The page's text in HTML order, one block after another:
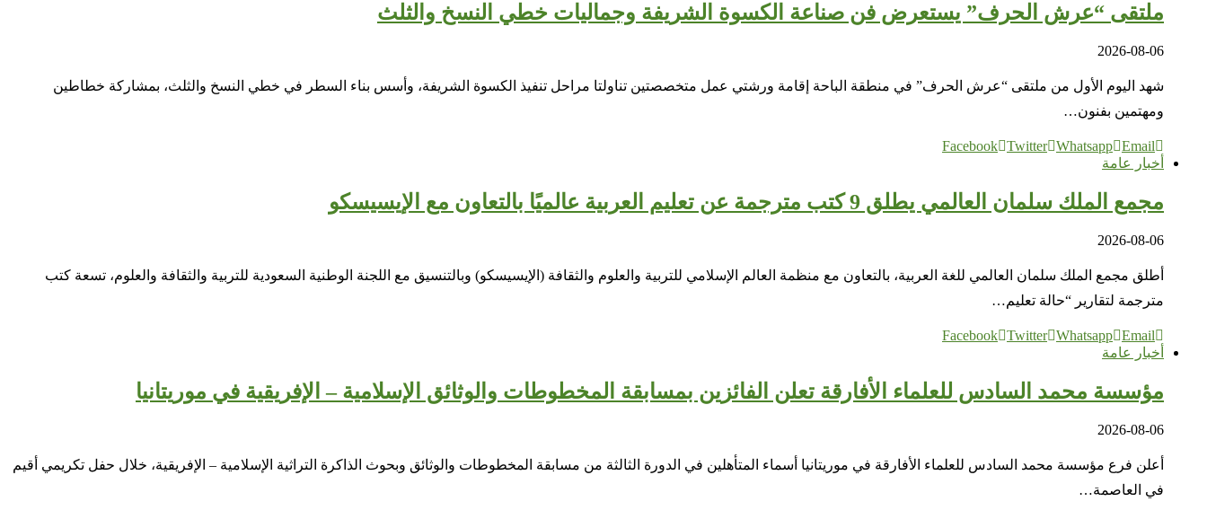
ملتقى “عرش الحرف” يستعرض فن صناعة الكسوة الشريفة وجماليات خطي النسخ والثلث
2026-08-06
شهد اليوم الأول من ملتقى “عرش الحرف” في منطقة الباحة إقامة ورشتي عمل متخصصتين تناولتا مراحل تنفيذ الكسوة الشريفة، وأسس بناء السطر في خطي النسخ والثلث، بمشاركة خطاطين
ومهتمين بفنون…
Facebook Twitter Whatsapp Email
أخبار عامة
مجمع الملك سلمان العالمي يطلق 9 كتب مترجمة عن تعليم العربية عالميًا بالتعاون مع الإيسيسكو
2026-08-06
أطلق مجمع الملك سلمان العالمي للغة العربية، بالتعاون مع منظمة العالم الإسلامي للتربية والعلوم والثقافة (الإيسيسكو) وبالتنسيق مع اللجنة الوطنية السعودية للتربية والثقافة والعلوم، تسعة كتب
مترجمة لتقارير “حالة تعليم…
Facebook Twitter Whatsapp Email
أخبار عامة
مؤسسة محمد السادس للعلماء الأفارقة تعلن الفائزين بمسابقة المخطوطات والوثائق الإسلامية – الإفريقية في موريتانيا
2026-08-06
أعلن فرع مؤسسة محمد السادس للعلماء الأفارقة في موريتانيا أسماء المتأهلين في الدورة الثالثة من مسابقة المخطوطات والوثائق وبحوث الذاكرة التراثية الإسلامية – الإفريقية، خلال حفل تكريمي أقيم
في العاصمة…